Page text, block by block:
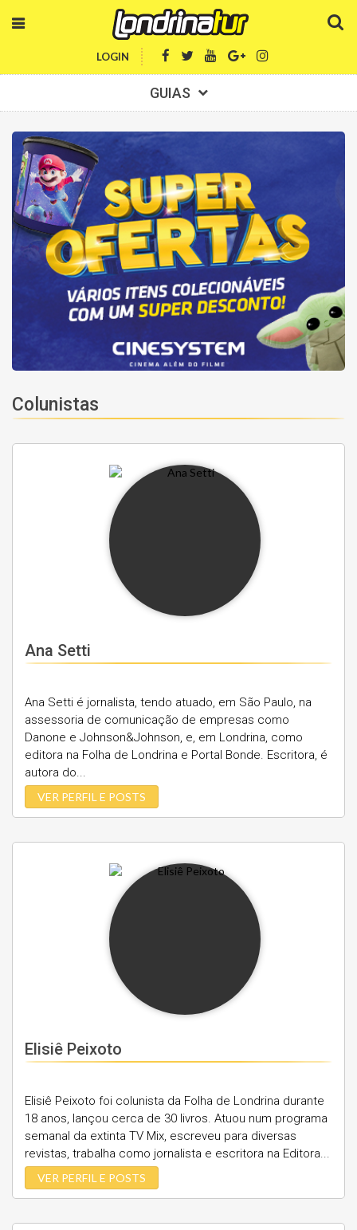
LOGIN
GUIAS
Colunistas
Ana Setti
Ana Setti é jornalista, tendo atuado, em São Paulo, na
assessoria de comunicação de empresas como
Danone e Johnson&Johnson, e, em Londrina, como
editora na Folha de Londrina e Portal Bonde. Escritora, é
autora do...
VER PERFIL E POSTS
Elisiê Peixoto
Elisiê Peixoto foi colunista da Folha de Londrina durante
18 anos, lançou cerca de 30 livros. Atuou num programa
semanal da extinta TV Mix, escreveu para diversas
revistas, trabalha como jornalista e escritora na Editora...
VER PERFIL E POSTS